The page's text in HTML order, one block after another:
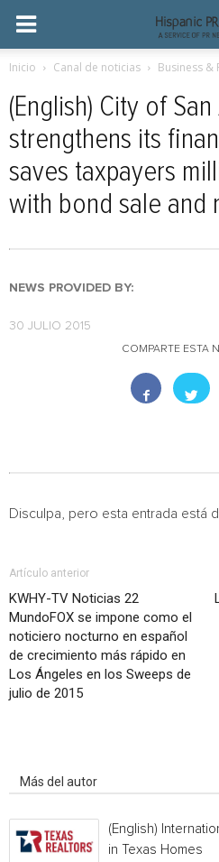
Inicio Canal de noticias Business &
(English) City of
strengthens its
saves taxpayers
with bond sale and
NEWS PROVIDED BY:
30 JULIO 2015
COMPARTE ESTA
Disculpa, pero esta entrada está
Artículo anterior
KWHY-TV Noticias 22
MundoFOX se impone como el
noticiero nocturno en español
de crecimiento más rápido en
Los Ángeles en los Sweeps de
julio de 2015
Más del autor
(English)
in Texas Homes